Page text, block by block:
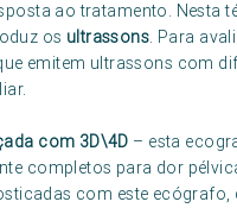
ao tratamento. Nesta
os ultrassons. Para
emitem ultrassons com
com 3D\4D – esta
completos para dor
com este